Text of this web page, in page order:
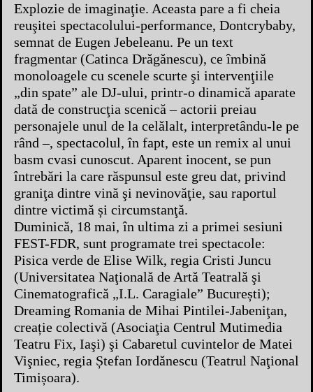
Explozie de imaginaţie. Aceasta pare a fi cheia
reuşitei spectacolului-performance, Dontcrybaby,
semnat de Eugen Jebeleanu. Pe un text
fragmentar (Catinca Drăgănescu), ce îmbină
monoloagele cu scenele scurte şi intervenţiile
„din spate” ale DJ-ului, printr-o dinamică aparate
dată de construcţia scenică – actorii preiau
personajele unul de la celălalt, interpretându-le pe
rând –, spectacolul, în fapt, este un remix al unui
basm cvasi cunoscut. Aparent inocent, se pun
întrebări la care răspunsul este greu dat, privind
graniţa dintre vină şi nevinovăţie, sau raportul
dintre victimă și circumstanţă.
Duminică, 18 mai, în ultima zi a primei sesiuni
FEST-FDR, sunt programate trei spectacole:
Pisica verde de Elise Wilk, regia Cristi Juncu
(Universitatea Naţională de Artă Teatrală şi
Cinematografică „I.L. Caragiale” București);
Dreaming Romania de Mihai Pintilei-Jabeniţan,
creație colectivă (Asociaţia Centrul Mutimedia
Teatru Fix, Iaşi) şi Cabaretul cuvintelor de Matei
Vişniec, regia Ștefan Iordănescu (Teatrul Naţional
Timișoara).